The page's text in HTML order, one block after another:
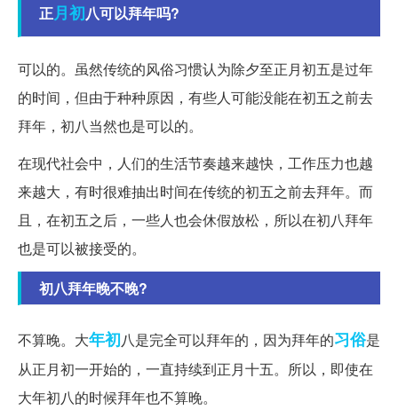
正月初八可以拜年吗?
可以的。虽然传统的风俗习惯认为除夕至正月初五是过年
的时间，但由于种种原因，有些人可能没能在初五之前去
拜年，初八当然也是可以的。
在现代社会中，人们的生活节奏越来越快，工作压力也越
来越大，有时很难抽出时间在传统的初五之前去拜年。而
且，在初五之后，一些人也会休假放松，所以在初八拜年
也是可以被接受的。
初八拜年晚不晚?
不算晚。大年初八是完全可以拜年的，因为拜年的习俗是
从正月初一开始的，一直持续到正月十五。所以，即使在
大年初八的时候拜年也不算晚。